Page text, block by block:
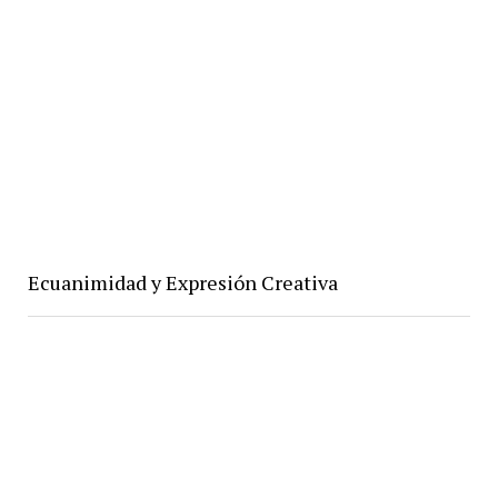
Ecuanimidad y Expresión Creativa